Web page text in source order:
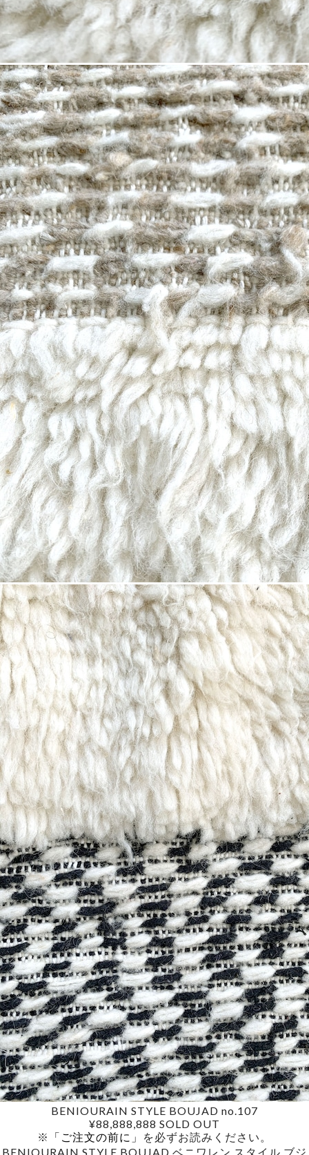
BENIOURAIN STYLE BOUJAD no.107
¥88,888,888 SOLD OUT
※
「ご注文の前に」
を必ずお読みください。
BENIOURAIN STYLE BOUJAD ベニワレン スタイル ブジ